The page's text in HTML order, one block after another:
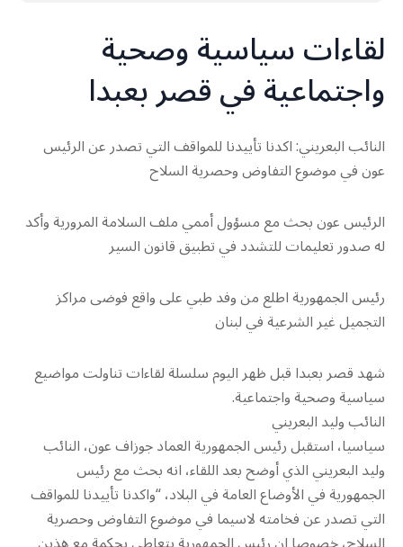
لقاءات سياسية وصحية
واجتماعية في قصر بعبدا
النائب البعريني: اكدنا تأييدنا للمواقف التي تصدر عن الرئيس
عون في موضوع التفاوض وحصرية السلاح
الرئيس عون بحث مع مسؤول أممي ملف السلامة المرورية وأكد
له صدور تعليمات للتشدد في تطبيق قانون السير
رئيس الجمهورية اطلع من وفد طبي على واقع فوضى مراكز
التجميل غير الشرعية في لبنان
شهد قصر بعبدا قبل ظهر اليوم سلسلة لقاءات تناولت مواضيع
سياسية وصحية واجتماعية.
النائب وليد البعريني
سياسيا، استقبل رئيس الجمهورية العماد جوزاف عون، النائب
وليد البعريني الذي أوضح بعد اللقاء، انه بحث مع رئيس
الجمهورية في الأوضاع العامة في البلاد، “واكدنا تأييدنا للمواقف
التي تصدر عن فخامته لاسيما في موضوع التفاوض وحصرية